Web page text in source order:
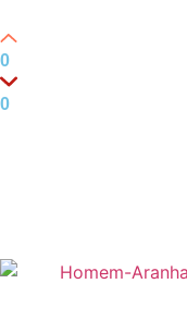
0
0